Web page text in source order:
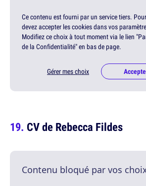
Ce contenu est fourni par un service tiers.
devez accepter les cookies dans vos
Modifiez ce choix à tout moment via le lien
de la Confidentialité" en bas de page.
Gérer mes choix
CV de Rebecca Fildes
Contenu bloqué par vos